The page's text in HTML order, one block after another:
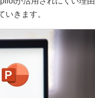
きます。